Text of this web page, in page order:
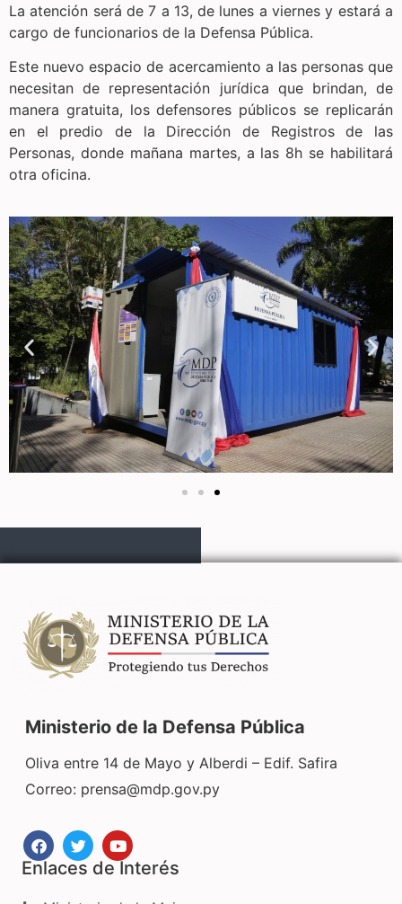
La atención será de 7 a 13, de lunes a viernes y estará a
cargo de funcionarios de la Defensa Pública.
Este nuevo espacio de acercamiento a las personas que
necesitan de representación jurídica que brindan, de
manera gratuita, los defensores públicos se replicarán
en el predio de la Dirección de Registros de las
Personas, donde mañana martes, a las 8h se habilitará
otra oficina.
Ministerio de la Defensa Pública
Oliva entre 14 de Mayo y Alberdi – Edif. Safira
Correo: prensa@mdp.gov.py
Enlaces de Interés